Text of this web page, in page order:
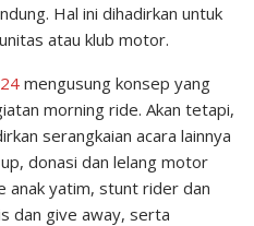
Hal ini dihadirkan untuk
atau klub motor.
mengusung konsep yang
morning ride. Akan tetapi,
serangkaian acara lainnya
donasi dan lelang motor
anak yatim, stunt rider dan
dan give away, serta